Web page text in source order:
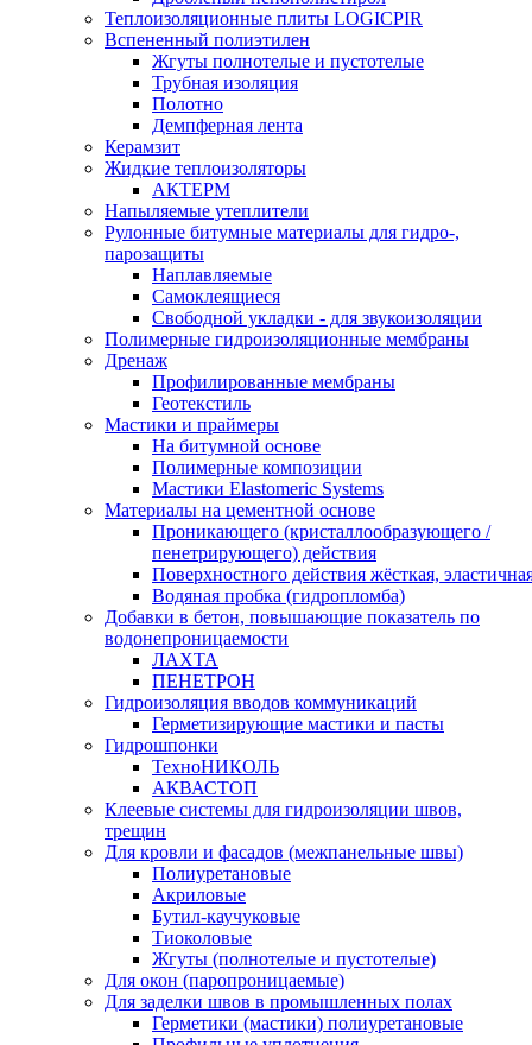
Теплоизоляционные плиты LOGICPIR
Вспененный полиэтилен
Жгуты полнотелые и пустотелые
Трубная изоляция
Полотно
Демпферная лента
Керамзит
Жидкие теплоизоляторы
АКТЕРМ
Напыляемые утеплители
Рулонные битумные материалы для гидро-,
парозащиты
Наплавляемые
Самоклеящиеся
Свободной укладки - для звукоизоляции
Полимерные гидроизоляционные мембраны
Дренаж
Профилированные мембраны
Геотекстиль
Мастики и праймеры
На битумной основе
Полимерные композиции
Мастики Elastomeric Systems
Материалы на цементной основе
Проникающего (кристаллообразующего /
пенетрирующего) действия
Поверхностного действия жёсткая,
Водяная пробка (гидропломба)
Добавки в бетон, повышающие показатель по
водонепроницаемости
ЛАХТА
ПЕНЕТРОН
Гидроизоляция вводов коммуникаций
Герметизирующие мастики и пасты
Гидрошпонки
ТехноНИКОЛЬ
АКВАСТОП
Клеевые системы для гидроизоляции швов,
трещин
Для кровли и фасадов (межпанельные швы)
Полиуретановые
Акриловые
Бутил-каучуковые
Тиоколовые
Жгуты (полнотелые и пустотелые)
Для окон (паропроницаемые)
Для заделки швов в промышленных полах
Герметики (мастики) полиуретановые